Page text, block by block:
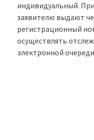
индивидуальный.
заявителю выдают
регистрационный
осуществлять
электронной